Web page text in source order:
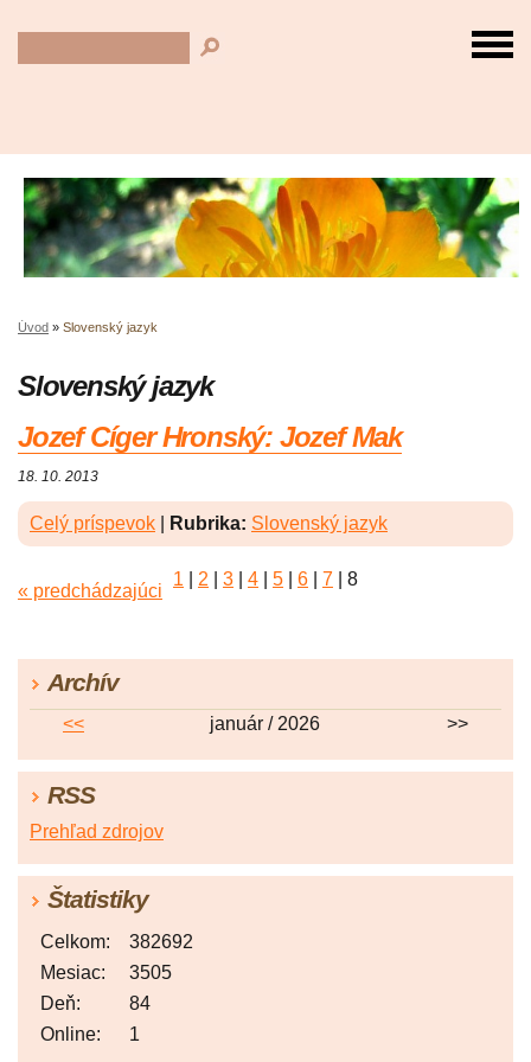
Úvod » Slovenský jazyk
Slovenský jazyk
Jozef Cíger Hronský: Jozef Mak
18. 10. 2013
Celý príspevok Rubrika: Slovenský jazyk
« predchádzajúci
1 2 3 4 5 6 7 8
Archív
<< január / 2026 >>
RSS
Prehľad zdrojov
Štatistiky
Online: 1
Celkom:
382692
Mesiac:
3505
Deň:
84